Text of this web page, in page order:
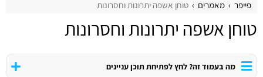
פייפר מאמרים טוחן אשפה יתרונות וחסרונות
טוחן אשפה יתרונות וחסרונות
מה בעמוד זה? לחץ לפתיחת תוכן עניינים